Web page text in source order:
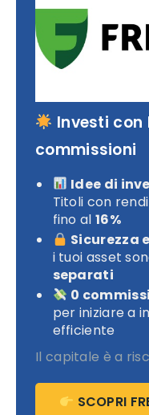
Investi con
commissioni
Idee di
Titoli con
fino al 16%
Sicurezza
i tuoi asset
separati
0
per iniziare a
efficiente
Il capitale è a
SCOPRI